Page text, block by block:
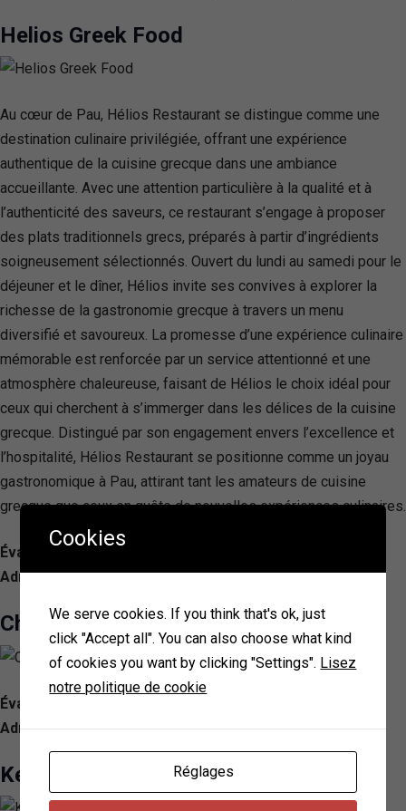
Helios Greek Food
Au cœur de Pau, Hélios Restaurant se distingue comme une
destination culinaire privilégiée, offrant une expérience
authentique de la cuisine grecque dans une ambiance
accueillante. Avec une attention particulière à la qualité et à
l’authenticité des saveurs, ce restaurant s’engage à proposer
des plats traditionnels grecs, préparés à partir d’ingrédients
soigneusement sélectionnés. Ouvert du lundi au samedi pour le
déjeuner et le dîner, Hélios invite ses convives à explorer la
richesse de la gastronomie grecque à travers un menu
diversifié et savoureux. La promesse d’une expérience culinaire
mémorable est renforcée par un service attentionné et une
atmosphère chaleureuse, faisant de Hélios le choix idéal pour
ceux qui cherchent à s’immerger dans les délices de la cuisine
grecque. Distingué par son engagement envers l’excellence et
l’hospitalité, Hélios Restaurant se positionne comme un joyau
gastronomique à Pau, attirant tant les amateurs de cuisine
grecque que ceux en quête de nouvelles expériences culinaires.
Évaluation: 4.0/ 5 — 469
Adresse: 2 Rue René Fournets, 64000 Pau, France
Chez Refik
Évaluation: 4.8/ 5 — 375
Adresse: 14 Rue Tran, 64000 Pau, France
Kebab Istanbul
Cookies
We serve cookies. If you think that's ok, just
click "Accept all". You can also choose what kind
of cookies you want by clicking "Settings". Lisez
notre politique de cookie
Réglages